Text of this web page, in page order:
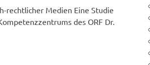
rechtlicher Medien Eine Studie
des ORF Dr.